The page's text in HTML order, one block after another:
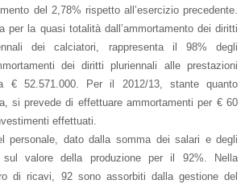
del 2,78% rispetto all’esercizio precedente.
per la quasi totalità dall’ammortamento dei diritti
dei calciatori, rappresenta il 98% degli
dei diritti pluriennali alle prestazioni
€ 52.571.000. Per il 2012/13, stante quanto
si prevede di effettuare ammortamenti per € 60
effettuati.
personale, dato dalla somma dei salari e degli
sul valore della produzione per il 92%. Nella
di ricavi, 92 sono assorbiti dalla gestione del